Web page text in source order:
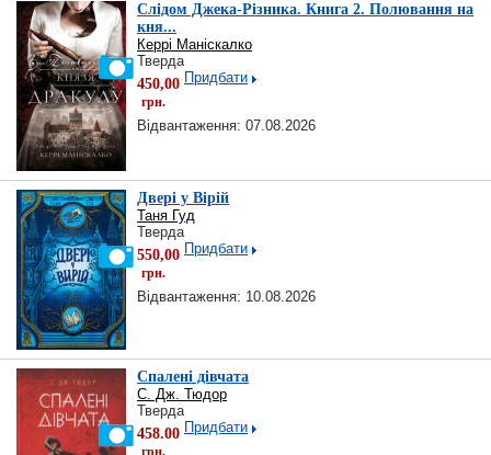
Слідом Джека-Різника. Книга 2. Полювання на
кня...
Керрі Маніскалко
Тверда
450,00
грн.
Придбати
Відвантаження: 07.08.2026
Двері у Вірій
Таня Гуд
Тверда
550,00
грн.
Придбати
Відвантаження: 10.08.2026
Спалені дівчата
С. Дж. Тюдор
Тверда
458.00
грн.
Придбати